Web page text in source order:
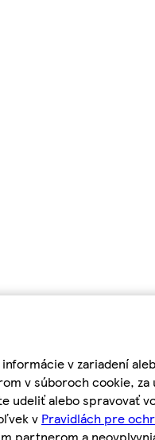
v zariadení
v súboroch cookie,
udeliť alebo spravovať
v Pravidlách pre
partnerom a